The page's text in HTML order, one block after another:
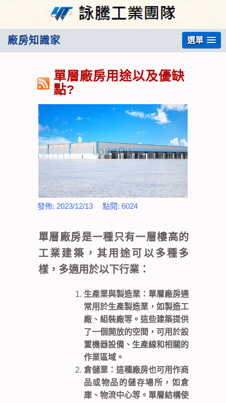
廠房知識家 選單
單層廠房用途以及優缺
點?
發佈: 2023/12/13 點閱: 6024
單層廠房是一種只有一層樓高的
工業建築，其用途可以多種多
樣，多適用於以下行業：
生產業與製造業：單層廠房通
常用於生產製造業，如製造工
廠、組裝廠等。這些建築提供
了一個開放的空間，可用於設
置機器設備、生產線和相關的
作業區域。
倉儲業：這種廠房也可用作商
品或物品的儲存場所，如倉
庫、物流中心等。單層結構使